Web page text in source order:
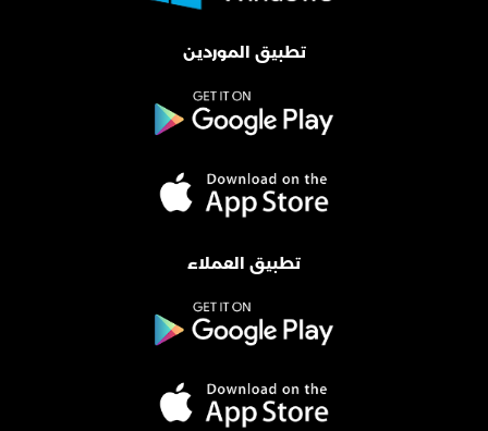
تطبيق الموردين
تطبيق العملاء